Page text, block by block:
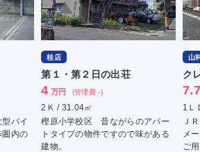
バイ
圏内の
桂店
第１・第２日の出荘
4 万円 (管理費 -)
2Ｋ / 31.04㎡
樫原小学校区 昔ながらのアパー
トタイプの物件ですので味がある
建物。
山
ク
7.7
1Ｌ
Ｊ
メ
ご